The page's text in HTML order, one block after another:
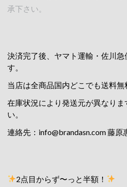
承下さい。
決済完了後、ヤマト運輸・佐川急
す。
当店は全商品国内どこでも送料無
在庫状況により発送元が異なり
い。
連絡先： info@brandasn.com藤原
2点目からず〜っと半額！